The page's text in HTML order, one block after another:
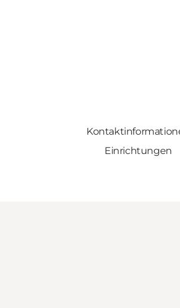
Einrichtungen